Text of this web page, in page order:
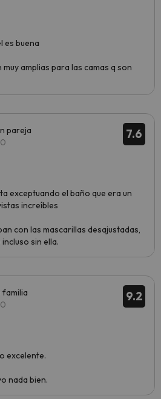
es buena
amplias para las camas q son
7.6
pareja
exceptuando el baño que era un
increíbles
con las mascarillas desajustadas,
sin ella.
9.2
familia
excelente.
nada bien.